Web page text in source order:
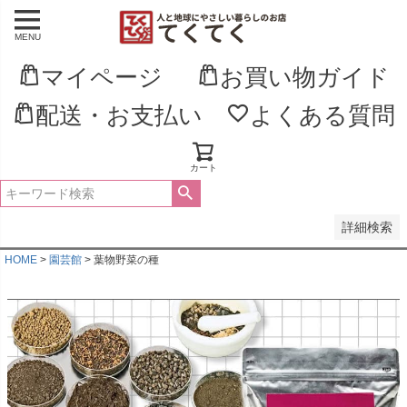
MENU
マイページ
お買い物ガイド
配送・お支払い
よくある質問
カート
詳細検索
新着順
登録順
価格が高い順
優先度順
HOME 園芸館 葉物野菜の種